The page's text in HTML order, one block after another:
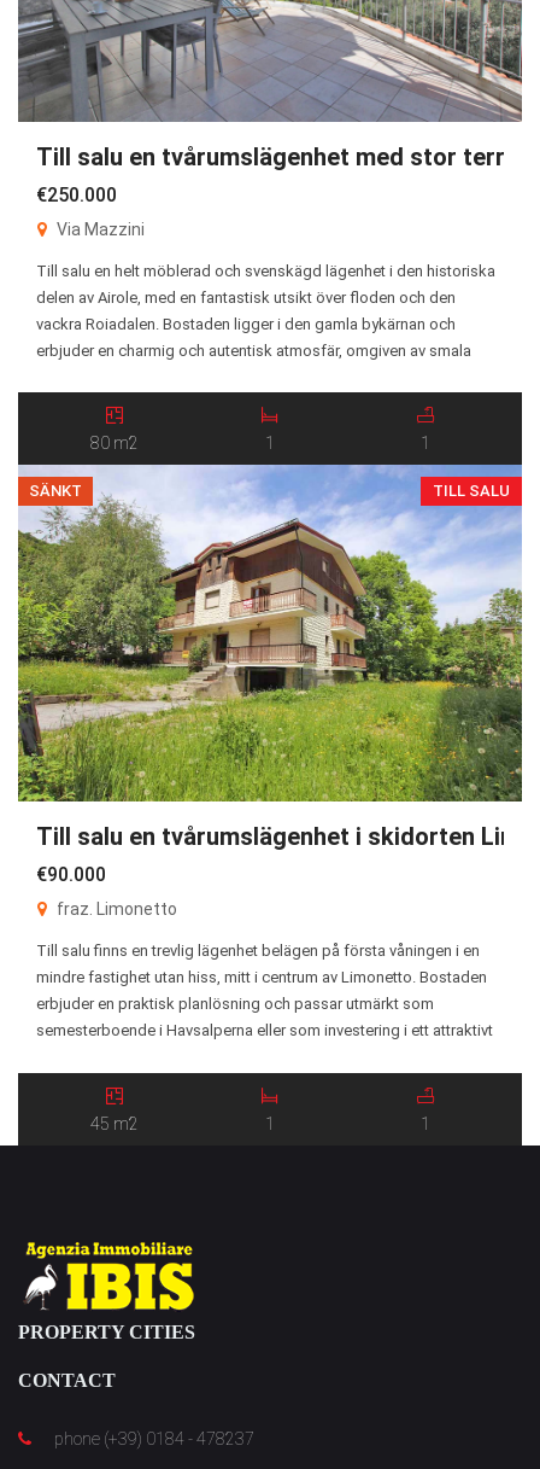
Till salu en tvårumslägenhet med stor
€250.000
Via Mazzini
Till salu en helt möblerad och svenskägd lägenhet i den historiska
delen av Airole, med en fantastisk utsikt över floden och den
vackra Roiadalen. Bostaden ligger i den gamla bykärnan och
erbjuder en charmig och autentisk atmosfär, omgiven av smala
entré, ett rymligt vardagsrum, kök, sovrum, badrum […]
80 m2 1 1
SÄNKT TILL SALU
Till salu en tvårumslägenhet i skidorten
€90.000
fraz. Limonetto
Till salu finns en trevlig lägenhet belägen på första våningen i en
mindre fastighet utan hiss, mitt i centrum av Limonetto. Bostaden
erbjuder en praktisk planlösning och passar utmärkt som
semesterboende i Havsalperna eller som investering i ett attraktivt
ett sovrum samt badrum. Från bostaden nås […]
45 m2 1 1
PROPERTY CITIES
CONTACT
phone (+39) 0184 - 478237